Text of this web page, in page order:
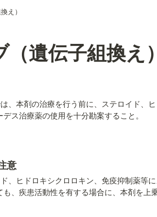
え）
遺伝子組換え）
、本剤の治療を行う前に、ステロイド、ヒ
ス治療薬の使用を十分勘案すること。
意
、ヒドロキシクロロキン、免疫抑制薬等
、疾患活動性を有する場合に、本剤を上